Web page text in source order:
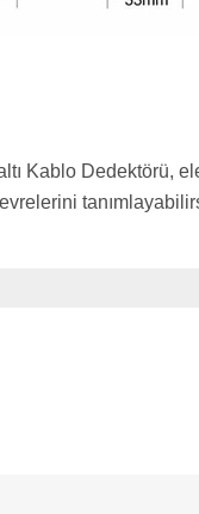
Kablo Dedektörü,